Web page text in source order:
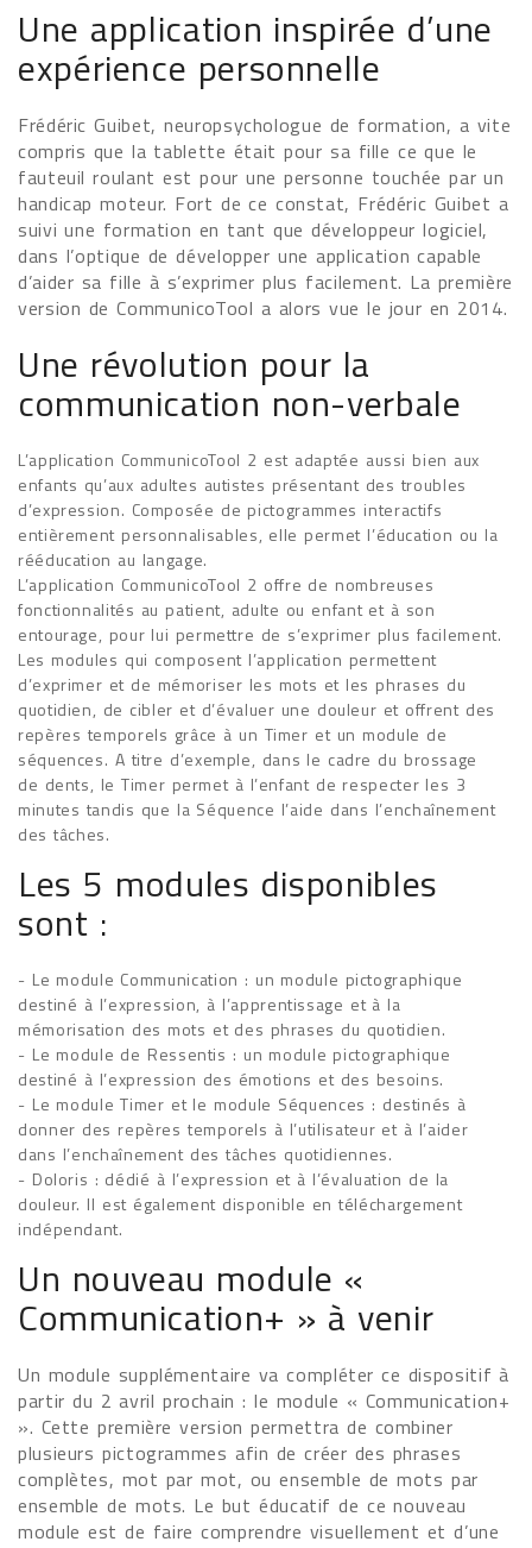
Une application inspirée d’une
expérience personnelle
Frédéric Guibet, neuropsychologue de formation, a vite
compris que la tablette était pour sa fille ce que le
fauteuil roulant est pour une personne touchée par un
handicap moteur. Fort de ce constat, Frédéric Guibet a
suivi une formation en tant que développeur logiciel,
dans l’optique de développer une application capable
d’aider sa fille à s’exprimer plus facilement. La première
version de CommunicoTool a alors vue le jour en 2014.
Une révolution pour la
communication non-verbale
L’application CommunicoTool 2 est adaptée aussi bien aux
enfants qu’aux adultes autistes présentant des troubles
d’expression. Composée de pictogrammes interactifs
entièrement personnalisables, elle permet l’éducation ou la
rééducation au langage.
L’application CommunicoTool 2 offre de nombreuses
fonctionnalités au patient, adulte ou enfant et à son
entourage, pour lui permettre de s’exprimer plus facilement.
Les modules qui composent l’application permettent
d’exprimer et de mémoriser les mots et les phrases du
quotidien, de cibler et d’évaluer une douleur et offrent des
repères temporels grâce à un Timer et un module de
séquences. A titre d’exemple, dans le cadre du brossage
de dents, le Timer permet à l’enfant de respecter les 3
minutes tandis que la Séquence l’aide dans l’enchaînement
des tâches.
Les 5 modules disponibles
sont :
- Le module Communication : un module pictographique
destiné à l’expression, à l’apprentissage et à la
mémorisation des mots et des phrases du quotidien.
- Le module de Ressentis : un module pictographique
destiné à l’expression des émotions et des besoins.
- Le module Timer et le module Séquences : destinés à
donner des repères temporels à l’utilisateur et à l’aider
dans l’enchaînement des tâches quotidiennes.
- Doloris : dédié à l’expression et à l’évaluation de la
douleur. Il est également disponible en téléchargement
indépendant.
Un nouveau module «
Communication+ » à venir
Un module supplémentaire va compléter ce dispositif à
partir du 2 avril prochain : le module « Communication+
». Cette première version permettra de combiner
plusieurs pictogrammes afin de créer des phrases
complètes, mot par mot, ou ensemble de mots par
ensemble de mots. Le but éducatif de ce nouveau
module est de faire comprendre visuellement et d’une